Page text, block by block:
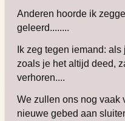
Anderen hoorde ik
geleerd........
Ik zeg tegen iemand:
zoals je het altijd deed,
verhoren....
We zullen ons nog vaak
nieuwe gebed aan